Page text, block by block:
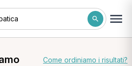
Come ordiniamo i risultati?